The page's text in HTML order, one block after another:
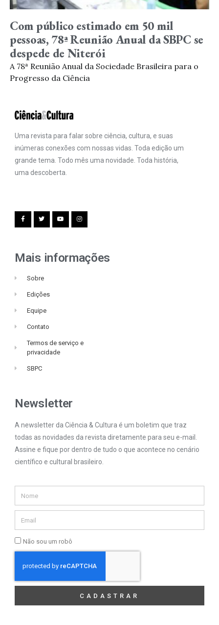
Com público estimado em 50 mil
pessoas, 78ª Reunião Anual da SBPC se
despede de Niterói
A 78ª Reunião Anual da Sociedade Brasileira para o
Progresso da Ciência
Uma revista para falar sobre ciência, cultura, e suas
inúmeras conexões com nossas vidas. Toda edição um
grande tema. Todo mês uma novidade. Toda história,
uma descoberta.
Mais informações
Sobre
Edições
Equipe
Contato
Termos de serviço e
privacidade
SBPC
Newsletter
A newsletter da Ciência & Cultura é um boletim que traz
todas as novidades da revista diretamente para seu e-mail.
Assine e fique por dentro de tudo o que acontece no cenário
científico e cultural brasileiro.
Não sou um robô
CADASTRAR